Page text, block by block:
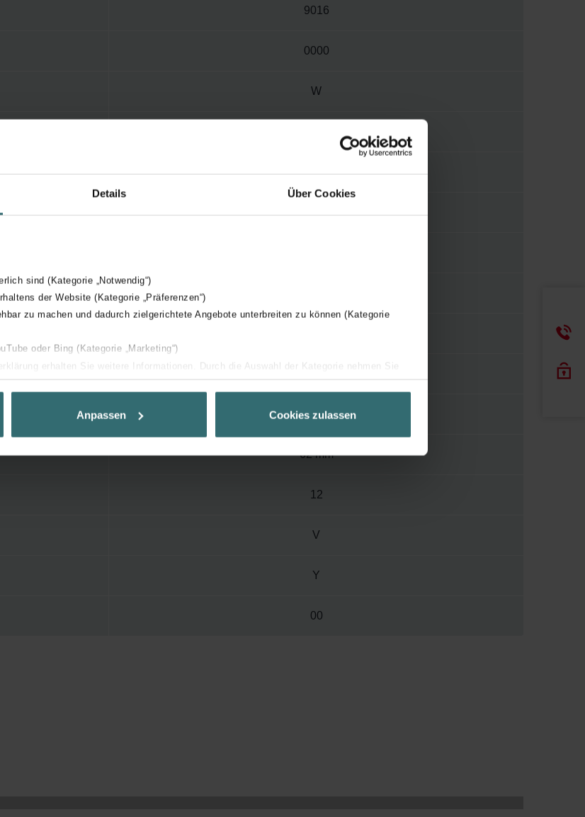
Details Über Cookies
sind (Kategorie „Notwendig“)
der Website (Kategorie „Präferenzen“)
zu machen und dadurch zielgerichtete Angebote unterbreiten zu können (Kategorie
oder Bing (Kategorie „Marketing“)
erhalten Sie weitere Informationen. Durch die Auswahl der Kategorie nehmen Sie
Nutzererfahrung zu ermöglichen und Ihnen maßgeschneiderte Informationen
zu stellen. Alle Einwilligungen können Sie selbstverständlich über einen Link in der
Anpassen Cookies zulassen
9016
0000
W
1/2"
N
408 mm
62 mm
12
V
Y
00